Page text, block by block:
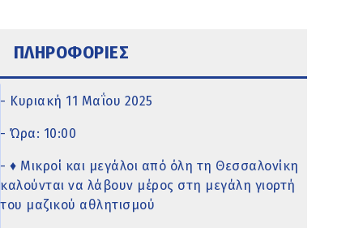
ΠΛΗΡΟΦΟΡΙΕΣ
- Κυριακή 11 Μαΐου 2025
- Ώρα: 10:00
- ♦ Μικροί και μεγάλοι από όλη τη Θεσσαλονίκη
καλούνται να λάβουν μέρος στη μεγάλη γιορτή
του μαζικού αθλητισμού